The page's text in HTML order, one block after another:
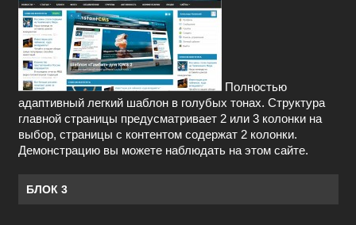
Полностью
адаптивный легкий шаблон в голубых тонах. Структура
главной страницы предусматривает 2 или 3 колонки на
выбор, страницы с контентом содержат 2 колонки.
Демонстрацию вы можете наблюдать на этом сайте.
БЛОК 3